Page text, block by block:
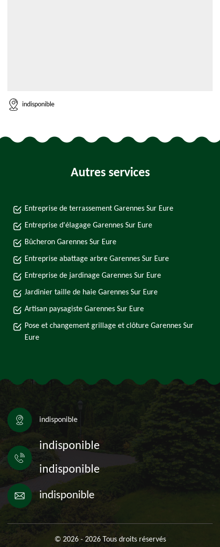
indisponible
Autres services
Entreprise de terrassement Garennes Sur Eure
Entreprise d'élagage Garennes Sur Eure
Bûcheron Garennes Sur Eure
Entreprise abattage arbre Garennes Sur Eure
Entreprise de jardinage Garennes Sur Eure
Jardinier taille de haie Garennes Sur Eure
Artisan paysagiste Garennes Sur Eure
Pose et changement grillage et clôture Garennes Sur
Eure
indisponible
indisponible
indisponible
indisponible
© 2026 - 2026 Tous droits réservés